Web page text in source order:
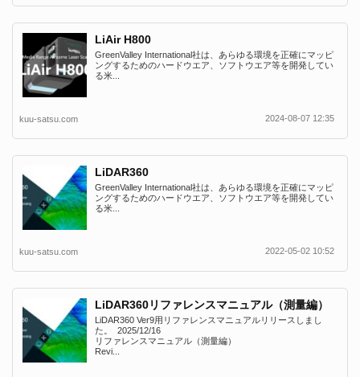
LiAir H800
GreenValley International社は、あらゆる環境を正確にマッピ
ングするためのハードウエア、ソフトウエア等を開発してい
る米...
kuu-satsu.com 2024-08-07 12:35
LiDAR360
GreenValley International社は、あらゆる環境を正確にマッピ
ングするためのハードウエア、ソフトウエア等を開発してい
る米...
kuu-satsu.com 2022-05-02 10:52
LiDAR360リファレンスマニュアル（測量編）
LiDAR360 Ver9用リファレンスマニュアルリリースしまし
た。 2025/12/16
リファレンスマニュアル（測量編）
Revi...